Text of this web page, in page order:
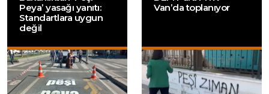
Peya’ yasağı yanıtı:
Standartlara uygun
değil
Van’da toplanıyor